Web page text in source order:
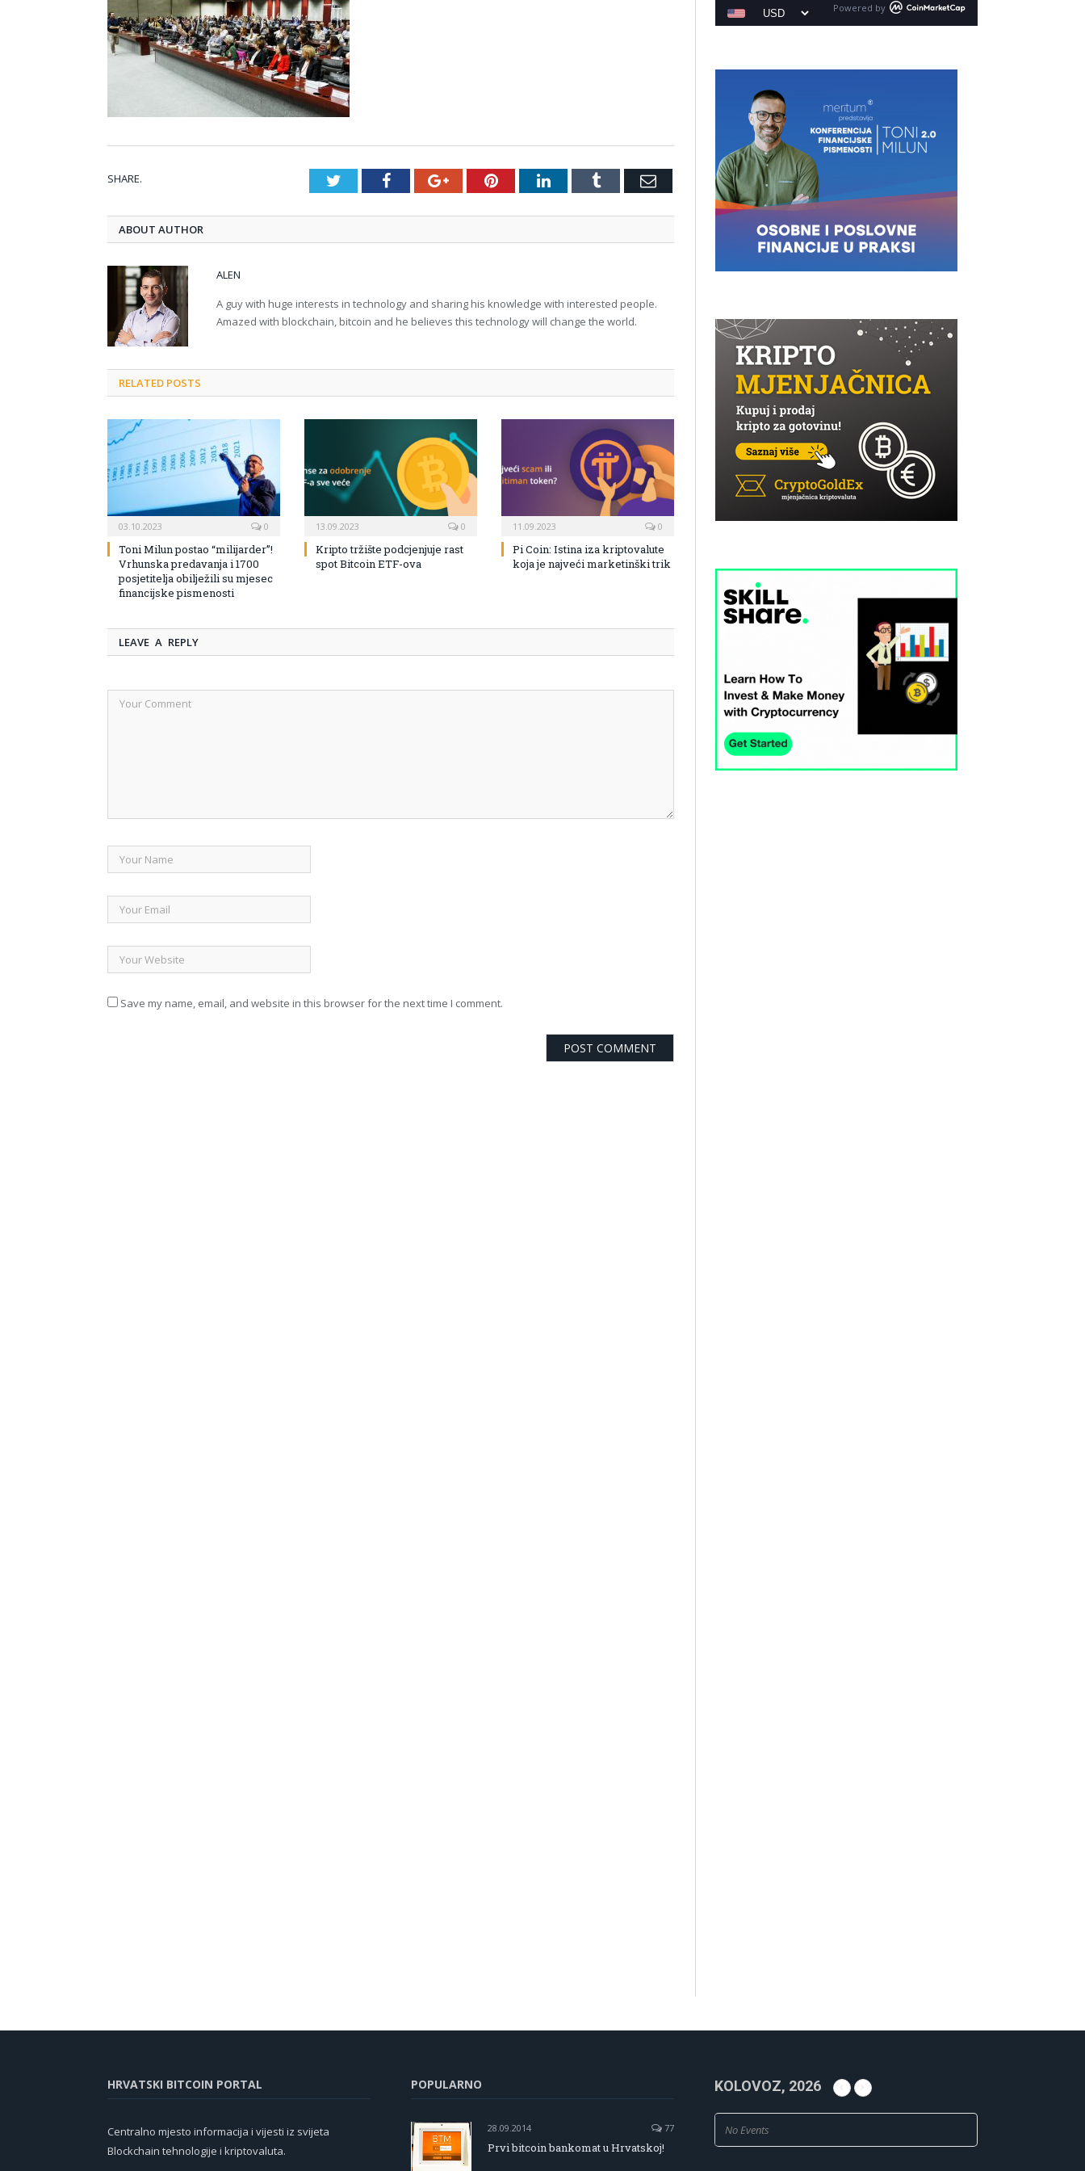
SHARE. TwitterFacebookGoogle+PinterestLinkedInTumblr Email
ABOUT AUTHOR
ALEN
A guy with huge interests in technology and sharing his knowledge with interested people.
Amazed with blockchain, bitcoin and he believes this technology will change the world.
RELATED POSTS
03.10.2023 0
Toni Milun postao “milijarder”!
Vrhunska predavanja i 1700
posjetitelja obilježili su mjesec
financijske pismenosti
13.09.2023 0
Kripto tržište podcjenjuje rast
spot Bitcoin ETF-ova
11.09.2023 0
Pi Coin: Istina iza kriptovalute
koja je najveći marketinški trik
LEAVE A REPLY
Save my name, email, and website in this browser for the next time I comment.
Powered by
HRVATSKI BITCOIN PORTAL
Centralno mjesto informacija i vijesti iz svijeta
Blockchain tehnologije i kriptovaluta.
POPULARNO
28.09.2014 77
Prvi bitcoin bankomat u Hrvatskoj!
KOLOVOZ, 2026
No Events